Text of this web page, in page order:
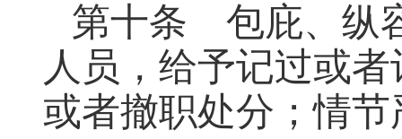
第十条 包庇、纵
人员，给予记过或
或者撤职处分；情